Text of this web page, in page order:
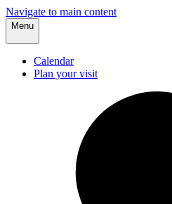
Navigate to main content
Menu
Calendar
Plan your visit